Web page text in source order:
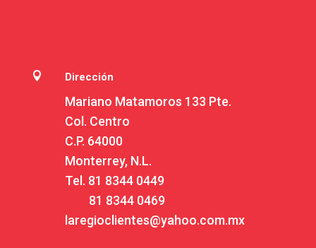
 Dirección
Mariano Matamoros 133 Pte.
Col. Centro
C.P. 64000
Monterrey, N.L.
Tel. 81 8344 0449
81 8344 0469
laregioclientes@yahoo.com.mx